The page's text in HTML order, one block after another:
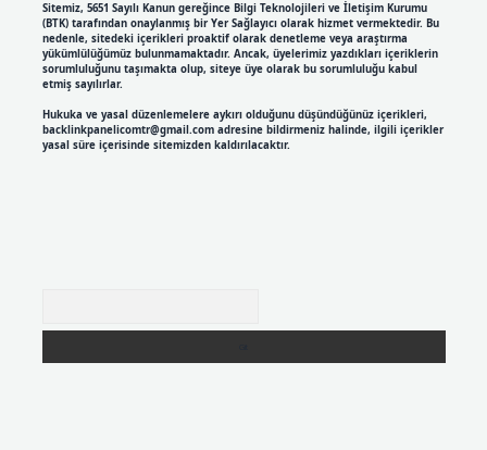
Sitemiz, 5651 Sayılı Kanun gereğince Bilgi Teknolojileri ve İletişim Kurumu
(BTK) tarafından onaylanmış bir Yer Sağlayıcı olarak hizmet vermektedir. Bu
nedenle, sitedeki içerikleri proaktif olarak denetleme veya araştırma
yükümlülüğümüz bulunmamaktadır. Ancak, üyelerimiz yazdıkları içeriklerin
sorumluluğunu taşımakta olup, siteye üye olarak bu sorumluluğu kabul
etmiş sayılırlar.
Hukuka ve yasal düzenlemelere aykırı olduğunu düşündüğünüz içerikleri,
backlinkpanelicomtr@gmail.comadresine bildirmeniz halinde, ilgili içerikler
yasal süre içerisinde sitemizden kaldırılacaktır.